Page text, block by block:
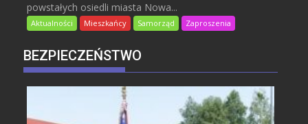
powstałych osiedli miasta Nowa...
Aktualności Mieszkańcy Samorząd Zaproszenia
BEZPIECZEŃSTWO